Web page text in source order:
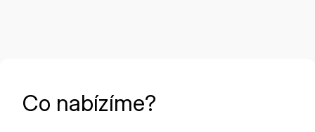
Co nabízíme?